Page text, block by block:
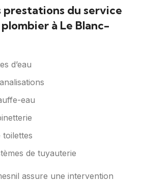
prestations du service
à Le Blanc-
d’eau
eau
toilettes
de tuyauterie
assure une intervention